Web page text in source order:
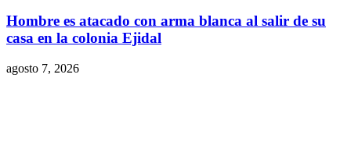
Hombre es atacado con arma blanca al salir de su
casa en la colonia Ejidal
agosto 7, 2026